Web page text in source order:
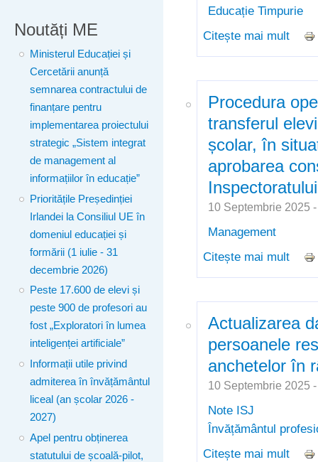
Noutăți ME
Ministerul Educației și
Cercetării anunță
semnarea contractului de
finanțare pentru
implementarea proiectului
strategic „Sistem integrat
de management al
informațiilor în educație”
Prioritățile Președinției
Irlandei la Consiliul UE în
domeniul educației și
formării (1 iulie - 31
decembrie 2026)
Peste 17.600 de elevi și
peste 900 de profesori au
fost „Exploratori în lumea
inteligenței artificiale”
Informații utile privind
admiterea în învățământul
liceal (an școlar 2026 -
2027)
Apel pentru obținerea
statutului de școală-pilot,
Educație Timpurie
Citește mai mult
Procedura
transferul
școlar, în
aprobarea
10 Septembrie
Management
Citește mai mult
Actualizarea
persoanele
anchetelor în
10 Septembrie
Note ISJ
Învățământul
Citește mai mult